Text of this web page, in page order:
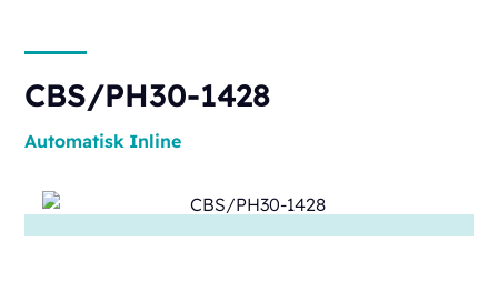
CBS/PH30-1428
Automatisk Inline